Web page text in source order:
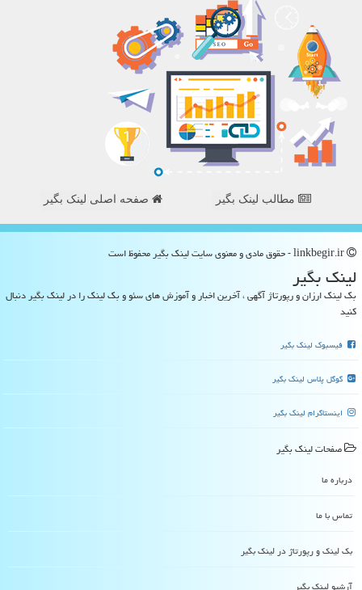
مطالب لینک بگیر صفحه اصلی لینک بگیر
لینك بگیر
بک لینک ارزان و رپورتاژ آگهی ، آخرین اخبار و آموزش های سئو و بک لینک را در لینک بگیر دنبال
کنید
فیسبوک لینک بگیر
گوگل پلاس لینک بگیر
اینستاگرام لینک بگیر
صفحات لینك بگیر
درباره ما
تماس با ما
بک لینک و رپورتاژ در لینك بگیر
آرشیو لینك بگیر